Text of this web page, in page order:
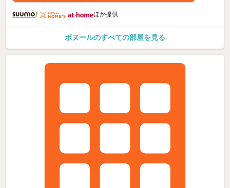
ほか提供
ボヌールのすべての部屋を見る